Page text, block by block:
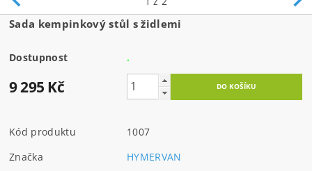
Sada kempinkový stůl s židlemi
Dostupnost .
9 295 Kč
Kód produktu
1007
Značka
HYMERVAN